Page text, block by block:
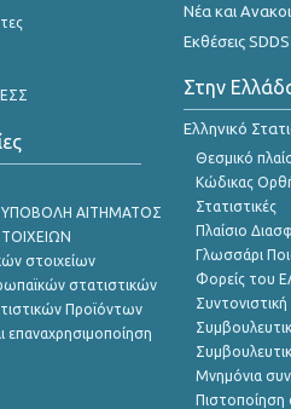
ΥΠΟΒΟΛΗ ΑΙΤΗΜΑΤΟΣ
στοιχείων
στατιστικών
Προϊόντων
επαναχρησιμοποίηση
Νέα και
Εκθέσεις SDDS
Στην
Ελληνικό
Θεσμικό
Κώδικας
Στατιστικές
Πλαίσιο
Γλωσσάρι
Φορείς του
Μνημόνια
Πιστοποίηση